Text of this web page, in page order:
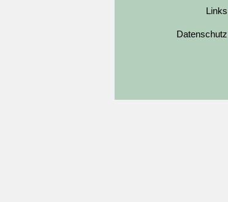
Links
Datenschutz